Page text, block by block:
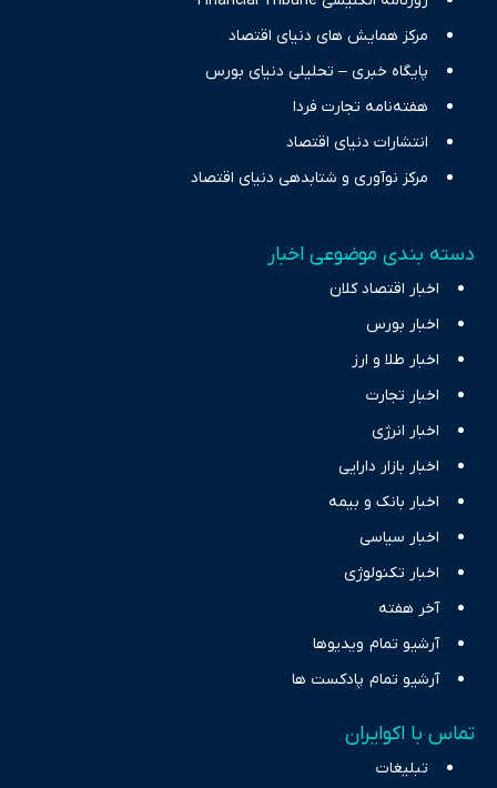
مرکز همایش های دنیای اقتصاد
پایگاه خبری – تحلیلی دنیای بورس
هفته‌نامه تجارت فردا
انتشارات دنیای اقتصاد
مرکز نوآوری و شتابدهی دنیای اقتصاد
دسته بندی موضوعی اخبار
اخبار اقتصاد کلان
اخبار بورس
اخبار طلا و ارز
اخبار تجارت
اخبار انرژی
اخبار بازار دارایی
اخبار بانک و بیمه
اخبار سیاسی
اخبار تکنولوژی
آخر هفته
آرشیو تمام ویدیوها
آرشیو تمام پادکست ها
تماس با اکوایران
تبلیغات